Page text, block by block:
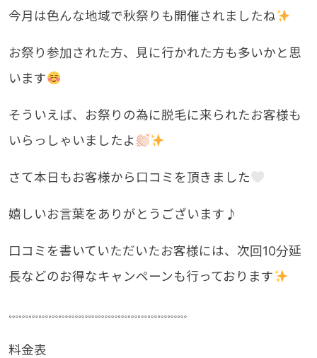
今月は色んな地域で秋祭りも開催されましたね
お祭り参加された方、見に行かれた方も多いかと思
います
そういえば、お祭りの為に脱毛に来られたお客様も
いらっしゃいましたよ
さて本日もお客様から口コミを頂きました
嬉しいお言葉をありがとうございます♪
口コミを書いていただいたお客様には、次回10分延
長などのお得なキャンペーンも行っております
𓏧𓏧𓏧𓏧𓏧𓏧𓏧𓏧𓏧𓏧𓏧𓏧𓏧𓏧𓏧𓏧𓏧𓏧
料金表